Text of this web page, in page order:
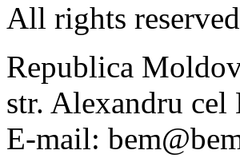
All rights
Republica
str. Alexandru
E-mail: